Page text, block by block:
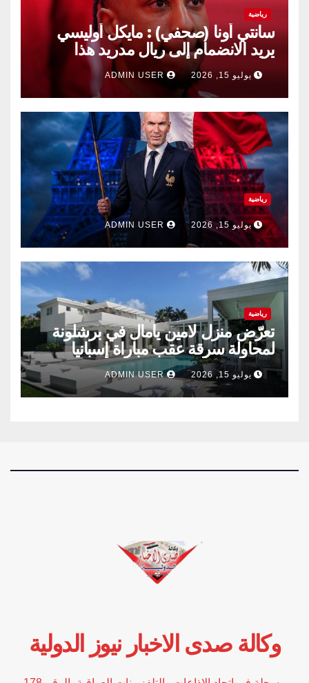
رياضية
سانتي أونا (صحفي) : مايكل أوليسي
يريد الانضمام إلى ريال مدريد هذا
الصيف.
يوليو 15, 2026 ADMIN USER
رياضية
يوليو 15, 2026
رياضية
تعرّض منزل لامين يامال في برشلونة
لمحاولة سرقة عقب مباراة إسبانيا
وفرنسا .
يوليو 15, 2026 ADMIN USER
وكالة صدى الاخبار نيوز الدولية